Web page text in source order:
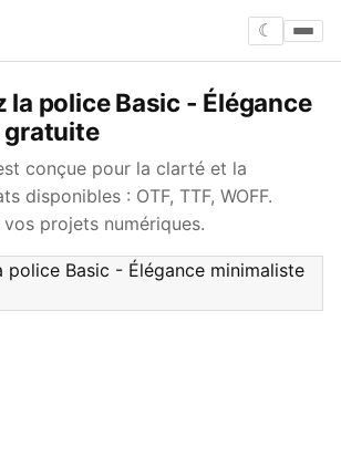
☾
la police Basic - Élégance
gratuite
conçue pour la clarté et la
disponibles : OTF, TTF, WOFF.
projets numériques.